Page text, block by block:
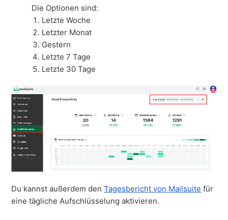
Die Optionen sind:
Letzte Woche
Letzter Monat
Gestern
Letzte 7 Tage
Letzte 30 Tage
Du kannst außerdem denTagesbericht von Mailsuite für
eine tägliche Aufschlüsselung aktivieren.